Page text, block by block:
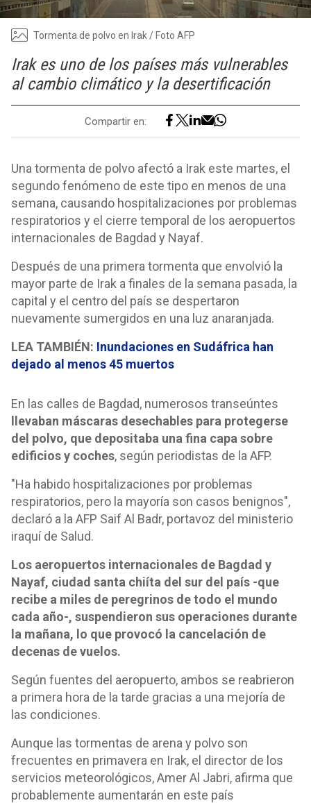
Tormenta de polvo en Irak / Foto AFP
Irak es uno de los países más vulnerables
al cambio climático y la desertificación
Compartir en:
Una tormenta de polvo afectó a Irak este martes, el
segundo fenómeno de este tipo en menos de una
semana, causando hospitalizaciones por problemas
respiratorios y el cierre temporal de los aeropuertos
internacionales de Bagdad y Nayaf.
Después de una primera tormenta que envolvió la
mayor parte de Irak a finales de la semana pasada, la
capital y el centro del país se despertaron
nuevamente sumergidos en una luz anaranjada.
LEA TAMBIÉN: Inundaciones en Sudáfrica han
dejado al menos 45 muertos
En las calles de Bagdad, numerosos transeúntes
llevaban máscaras desechables para protegerse
del polvo, que depositaba una fina capa sobre
edificios y coches, según periodistas de la AFP.
"Ha habido hospitalizaciones por problemas
respiratorios, pero la mayoría son casos benignos",
declaró a la AFP Saif Al Badr, portavoz del ministerio
iraquí de Salud.
Los aeropuertos internacionales de Bagdad y
Nayaf, ciudad santa chiíta del sur del país -que
recibe a miles de peregrinos de todo el mundo
cada año-, suspendieron sus operaciones durante
la mañana, lo que provocó la cancelación de
decenas de vuelos.
Según fuentes del aeropuerto, ambos se reabrieron
a primera hora de la tarde gracias a una mejoría de
las condiciones.
Aunque las tormentas de arena y polvo son
frecuentes en primavera en Irak, el director de los
servicios meteorológicos, Amer Al Jabri, afirma que
probablemente aumentarán en este país